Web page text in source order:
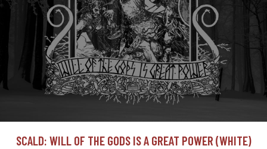
SCALD: WILL OF THE GODS IS A GREAT POWER (WHITE)